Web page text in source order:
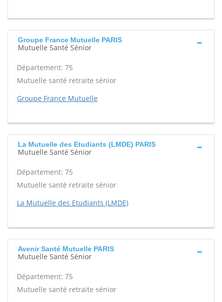
Groupe France Mutuelle PARIS
Mutuelle Santé Sénior
Département: 75
Mutuelle santé retraite sénior
Groupe France Mutuelle
La Mutuelle des Etudiants (LMDE) PARIS
Mutuelle Santé Sénior
Département: 75
Mutuelle santé retraite sénior
La Mutuelle des Etudiants (LMDE)
Avenir Santé Mutuelle PARIS
Mutuelle Santé Sénior
Département: 75
Mutuelle santé retraite sénior